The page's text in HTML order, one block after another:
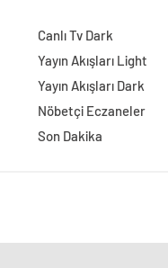
Canlı Tv Dark
Yayın Akışları Light
Yayın Akışları Dark
Nöbetçi Eczaneler
Son Dakika